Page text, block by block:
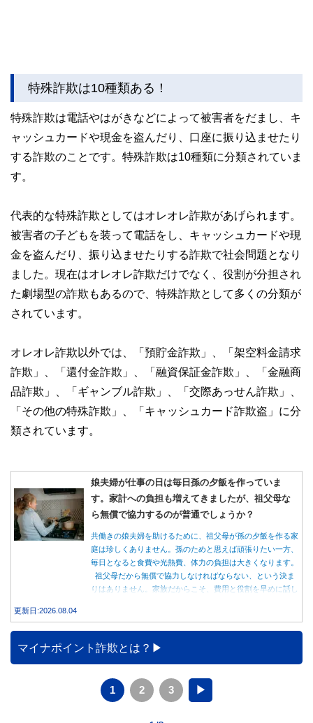
特殊詐欺は10種類ある！
特殊詐欺は電話やはがきなどによって被害者をだまし、キ
ャッシュカードや現金を盗んだり、口座に振り込ませたり
する詐欺のことです。特殊詐欺は10種類に分類されていま
す。
代表的な特殊詐欺としてはオレオレ詐欺があげられます。
被害者の子どもを装って電話をし、キャッシュカードや現
金を盗んだり、振り込ませたりする詐欺で社会問題となり
ました。現在はオレオレ詐欺だけでなく、役割が分担され
た劇場型の詐欺もあるので、特殊詐欺として多くの分類が
されています。
オレオレ詐欺以外では、「預貯金詐欺」、「架空料金請求
詐欺」、「還付金詐欺」、「融資保証金詐欺」、「金融商
品詐欺」、「ギャンブル詐欺」、「交際あっせん詐欺」、
「その他の特殊詐欺」、「キャッシュカード詐欺盗」に分
類されています。
娘夫婦が仕事の日は毎日孫の夕飯を作っていま
す。家計への負担も増えてきましたが、祖父母な
ら無償で協力するのが普通でしょうか？
共働きの娘夫婦を助けるために、祖父母が孫の夕飯を作る家
庭は珍しくありません。孫のためと思えば頑張りたい一方、
毎日となると食費や光熱費、体力の負担は大きくなります。
祖父母だから無償で協力しなければならない、という決ま
りはありません。家族だからこそ、費用と役割を早めに話し
更新日:2026.08.04
マイナポイント詐欺とは？
1 2 3 ▶